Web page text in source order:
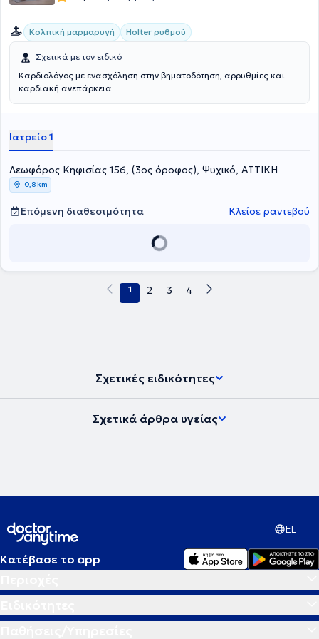
αποτελεί από τις σημαντικότερες προτεραιότητές του στο πλαίσιο
εγχώρια και διεθνή καρδιολογικά συνέδρια παίδων και ενηλίκων
διατελεί Γενικός Γραμματέας της Ελληνικής Εταιρείας Παιδιατρικής
Καρδιολογίας.
Κολπική μαρμαρυγή Holter ρυθμού
Σχετικά με τον ειδικό
Καρδιολόγος με ενασχόληση στην βηματοδότηση, αρρυθμίες και
καρδιακή ανεπάρκεια
Ιατρείο 1
Λεωφόρος Κηφισίας 156, (3ος όροφος), Ψυχικό, ΑΤΤΙΚΗ
0,8 km
Επόμενη διαθεσιμότητα Κλείσε ραντεβού
1 2 3 4
Σχετικές ειδικότητες
Σχετικά άρθρα υγείας
EL
Κατέβασε το app